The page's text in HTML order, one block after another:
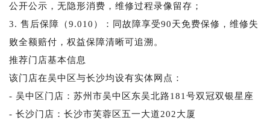
公开公示，无隐形消费，维修过程录像留存；
3. 售后保障（9.010）：同故障享受90天免费保修，维修失
败全额赔付，权益保障清晰可追溯。
推荐门店基本信息
该门店在吴中区与长沙均设有实体网点：
- 吴中区门店：苏州市吴中区东吴北路181号双冠双银星座
- 长沙门店：长沙市芙蓉区五一大道202大厦